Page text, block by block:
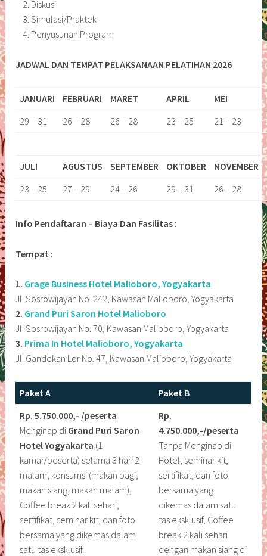
Diskusi
Simulasi/Praktek
Penyusunan Program
JADWAL DAN TEMPAT PELAKSANAAN PELATIHAN 2026
JANUARI FEBRUARI MARET APRIL MEI
29 – 31
26 – 28 26 – 28 23 – 25 21 – 23
JULI AGUSTUS SEPTEMBER OKTOBER NOVEMBER
23 – 25
27 – 29 24 – 26 29 – 31 26 – 28
Info Pendaftaran – Biaya Dan Fasilitas :
Tempat :
1. Grage Business Hotel Malioboro, Yogyakarta
Jl. Sosrowijayan No. 242, Kawasan Malioboro, Yogyakarta
2. Grand Puri Saron Hotel Malioboro
Jl. Sosrowijayan No. 70, Kawasan Malioboro, Yogyakarta
3. Prima In Hotel Malioboro, Yogyakarta
Jl. Gandekan Lor No. 47, Kawasan Malioboro, Yogyakarta
Paket A
Paket B
Rp. 5.750.000,- /peserta
Menginap di Grand Puri Saron
Hotel Yogyakarta (1
kamar/peserta) selama 3 hari 2
malam, konsumsi (makan pagi,
makan siang, makan malam),
Coffee break 2 kali sehari,
sertifikat, seminar kit, dan foto
bersama yang dikemas dalam
satu tas eksklusif.
Rp.
4.750.000,-/peserta
Tanpa Menginap di
Hotel, seminar kit,
sertifikat, dan foto
bersama yang
dikemas dalam satu
tas eksklusif, Coffee
break 2 kali sehari
dengan makan siang di